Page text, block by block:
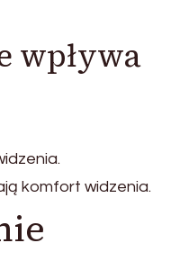
wpływa
komfort widzenia.